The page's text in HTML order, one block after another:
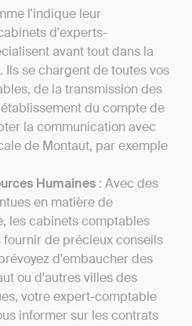
l'indique leur
d'experts-
avant tout dans la
se chargent de toutes vos
de la transmission des
du compte de
la communication avec
de Montaut, par exemple
Humaines : Avec des
en matière de
les cabinets comptables
fournir de précieux conseils
d'embaucher des
ou d'autres villes des
votre expert-comptable
informer sur les contrats